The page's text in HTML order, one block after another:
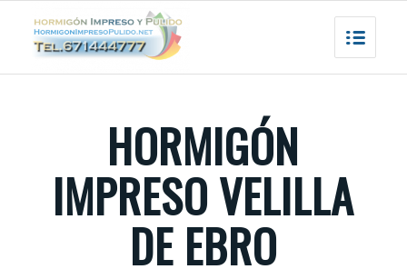
HORMIGÓN
IMPRESO VELILLA
DE EBRO